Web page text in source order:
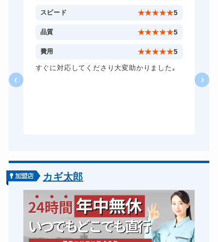
金庫カギ開け 14,300円～(税込)
金庫カギ修理 11,000円～(税込)
8,800円～(税込)
10,780円～(税込)
スピード ★★★★★5
品質 ★★★★★5
費用 ★★★★★5
すぐに対応してくださり大変助かりました｡
カギ太郎